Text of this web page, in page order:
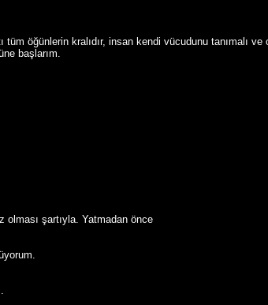
öğünlerin kralıdır, insan kendi vücudunu tanımalı
başlarım.
olması şartıyla. Yatmadan önce